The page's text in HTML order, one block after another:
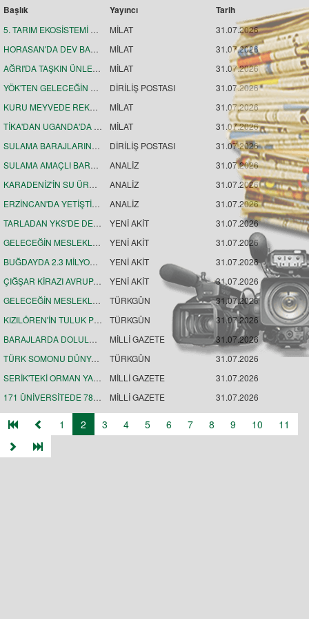
Başlık Yayıncı Tarih
5. TARIM EKOSİSTEMİ BULUŞMASINDA TARIM ÖN PLANDA MİLAT
31.07.2026
HORASAN'DA DEV BARAJ PROJESİ SÜRÜYOR
MİLAT
31.07.2026
AĞRI'DA TAŞKIN ÜNLEMLERİ SÜRÜYOR
MİLAT
31.07.2026
YÖK'TEN GELECEĞİN MESLEKLERİ HAMLESİ
DİRİLİŞ POSTASI
31.07.2026
KURU MEYVEDE REKABET HAMLESİ
MİLAT
31.07.2026
TİKA'DAN UGANDA'DA KADINLARIN MESLEKİ EĞİTİMİNE DESTEK
MİLAT
31.07.2026
SULAMA BARAJLARINDA DOLULUK ARTTI
DİRİLİŞ POSTASI
31.07.2026
SULAMA AMAÇLI BARAJLARDA DOLULUK ORANI YÜZDE 80'E YAKLAŞTI
ANALİZ
31.07.2026
KARADENİZ'İN SU ÜRÜNLERİ İHRACATI 186,5 MİLYON DOLARI AŞTI
ANALİZ
31.07.2026
ERZİNCAN'DA YETİŞTİRİLEN BALIK YAVRULARI TÜRK SOMONU ÜRETİMİNE KATKI SAĞLIYOR
ANALİZ
31.07.2026
TARLADAN YKS'DE DERECEYE
YENİ AKİT
31.07.2026
GELECEĞİN MESLEKLERİNE YÖNELİK 70 YENİ BÖLÜM
YENİ AKİT
31.07.2026
BUĞDAYDA 2.3 MİLYON TON REKOLTE
YENİ AKİT
31.07.2026
ÇIĞŞAR KİRAZI AVRUPA'YA UZANDI
YENİ AKİT
31.07.2026
GELECEĞİN MESLEKLERİNE YÖNELİK 70'E YAKIN YENİ PROGRAM
TÜRKGÜN
31.07.2026
KIZILÖREN'İN TULUK PEYNİRLERİ MAĞARALARA EMANET EDİLDİ
TÜRKGÜN
31.07.2026
BARAJLARDA DOLULUK ORANI YÜZDE 80'E YAKLAŞTI
MİLLİ GAZETE
31.07.2026
TÜRK SOMONU DÜNYAYA AÇILIYOR
TÜRKGÜN
31.07.2026
SERİK'TEKİ ORMAN YANGINI SÖNDÜRÜLDÜ
MİLLİ GAZETE
31.07.2026
171 ÜNİVERSİTEDE 785'E ULAŞTI
MİLLİ GAZETE 31.07.2026
1 2 3 4 5 6 7 8 9 10 11